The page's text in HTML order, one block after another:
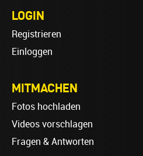
LOGIN
Registrieren
Einloggen
MITMACHEN
Fotos hochladen
Videos vorschlagen
Fragen & Antworten